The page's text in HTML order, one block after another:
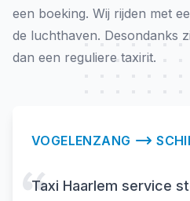
een boeking. Wij rijden met
de luchthaven. Desondanks
dan een reguliere taxirit.
VOGELENZANG
Taxi Haarlem service